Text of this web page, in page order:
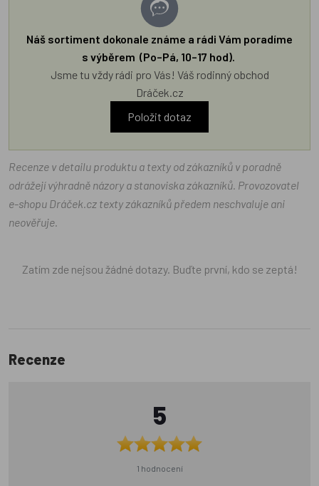
Náš sortiment dokonale známe a rádi Vám poradíme
s výběrem (Po–Pá, 10–17 hod).
Jsme tu vždy rádi pro Vás! Váš rodinný obchod
Dráček.cz
Položit dotaz
Recenze v detailu produktu a texty od zákazníků v poradně
odrážejí výhradně názory a stanoviska zákazníků. Provozovatel
e-shopu Dráček.cz texty zákazníků předem neschvaluje ani
neověřuje.
Zatím zde nejsou žádné dotazy. Buďte první, kdo se zeptá!
Recenze
5
1 hodnocení